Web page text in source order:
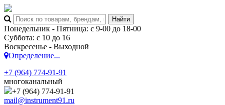
Понедельник - Пятница: с 9-00 до 18-00
Суббота: с 10 до 16
Воскресенье - Выходной
Определение...
+7 (964) 774-91-91
многоканальный
+7 (964) 774-91-91
mail@instrument91.ru